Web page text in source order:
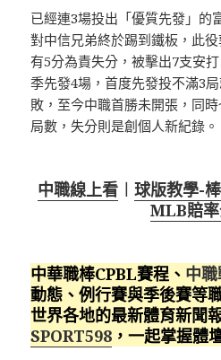
已經連3場投出「優質先發」的
對中信兄弟終於踢到鐵板，此
有5分為責失分，被擊出7支安
季先發4場，首度先發投不滿3
敗，至今中職首勝未開張，同
局數，失分則是創個人新紀錄。
中職線上看 ︱ 球版教學-
MLB賠
中華職棒CPBL賽程、 中
動態、例行賽與季後賽等
世界各地的最新體育新聞
SPORT598 ，一起掌握體